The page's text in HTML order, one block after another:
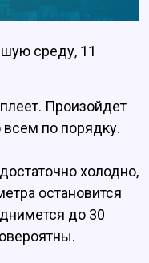
среду, 11
Произойдет
всем по порядку.
холодно,
остановится
до 30